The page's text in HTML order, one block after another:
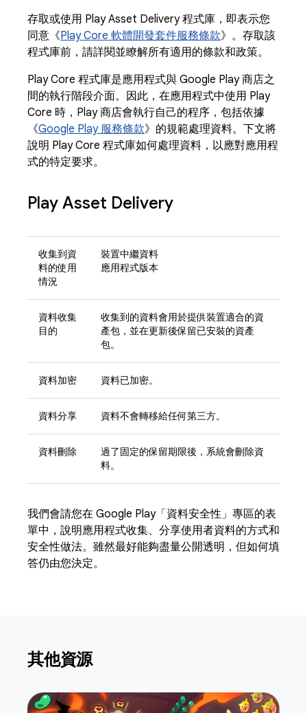
存取或使用 Play Asset Delivery 程式庫，即表示您
同意《Play Core 軟體開發套件服務條款》。存取該
程式庫前，請詳閱並瞭解所有適用的條款和政策。
Play Core 程式庫是應用程式與 Google Play 商店之
間的執行階段介面。因此，在應用程式中使用 Play
Core 時，Play 商店會執行自己的程序，包括依據
《Google Play 服務條款》的規範處理資料。下文將
說明 Play Core 程式庫如何處理資料，以應對應用程
式的特定要求。
Play Asset Delivery
收集到資
料的使用
情況
裝置中繼資料
應用程式版本
資料收集
目的
收集到的資料會用於提供裝置適合的資
產包，並在更新後保留已安裝的資產
包。
資料加密 資料已加密。
資料分享 資料不會轉移給任何第三方。
資料刪除
過了固定的保留期限後，系統會刪除資
料。
我們會請您在 Google Play「資料安全性」專區的表
單中，說明應用程式收集、分享使用者資料的方式和
安全性做法。雖然最好能夠盡量公開透明，但如何填
答仍由您決定。
其他資源